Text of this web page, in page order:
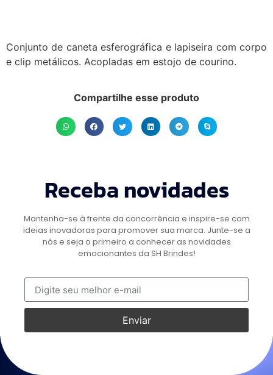
Conjunto de caneta esferográfica e lapiseira com corpo
e clip metálicos. Acopladas em estojo de courino.
Compartilhe esse produto
Receba novidades
Mantenha-se à frente da concorrência e inspire-se com
ideias inovadoras para promover sua marca. Junte-se a
nós e seja o primeiro a conhecer as novidades
emocionantes da SH Brindes!
Enviar